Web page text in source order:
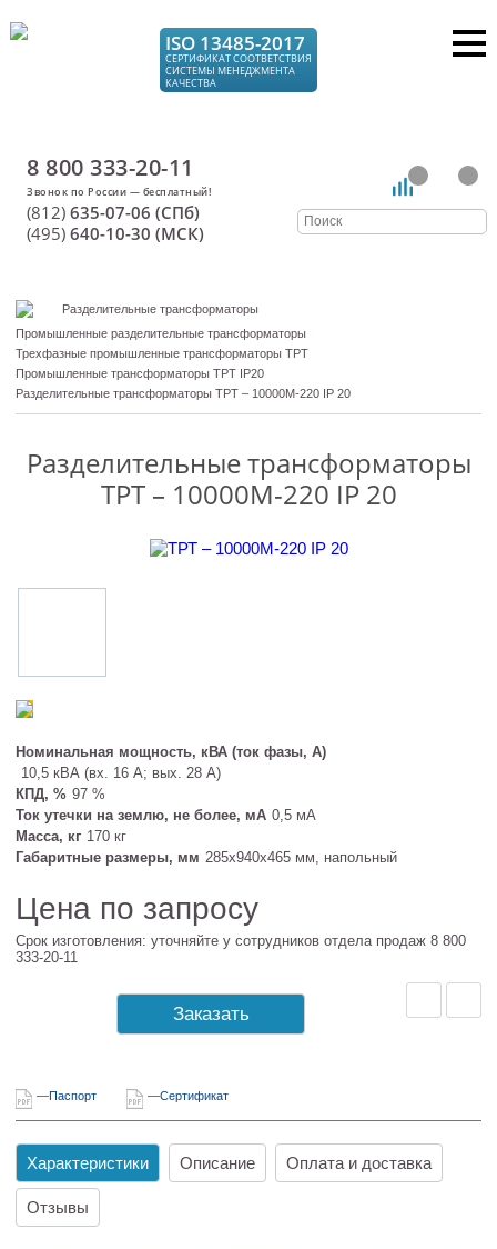
ISO 13485-2017
СЕРТИФИКАТ СООТВЕТСТВИЯ
СИСТЕМЫ МЕНЕДЖМЕНТА
КАЧЕСТВА
8 800 333-20-11
(812) 635-07-06 (СПб)
(495) 640-10-30 (МСК)
Разделительные трансформаторы
Промышленные разделительные трансформаторы
Трехфазные промышленные трансформаторы ТРТ
Промышленные трансформаторы ТРТ IP20
Разделительные трансформаторы ТРТ – 10000М-220 IP 20
Разделительные трансформаторы
ТРТ – 10000М-220 IP 20
Номинальная мощность, кВА (ток фазы, А)
10,5 кВА (вх. 16 А; вых. 28 А)
КПД, % 97 %
Ток утечки на землю, не более, мА 0,5 мА
Масса, кг 170 кг
Габаритные размеры, мм 285х940х465 мм, напольный
Цена по запросу
Срок изготовления: уточняйте у сотрудников отдела продаж 8 800
333-20-11
Заказать
Паспорт Сертификат
Характеристики Описание Оплата и доставка
Отзывы